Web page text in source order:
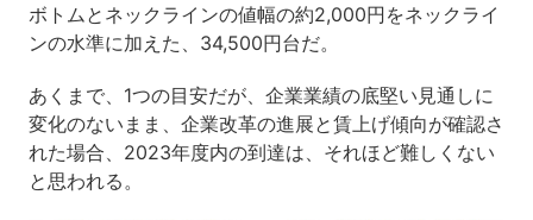
ボトムとネックラインの値幅の約2,000円をネックライ
ンの水準に加えた、34,500円台だ。
あくまで、1つの目安だが、企業業績の底堅い見通しに
変化のないまま、企業改革の進展と賃上げ傾向が確認さ
れた場合、2023年度内の到達は、それほど難しくない
と思われる。